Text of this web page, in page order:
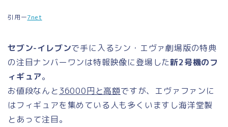
引用ー7net
セブン-イレブンで手に入るシン・エヴァ劇場版の特典
の注目ナンバーワンは特報映像に登場した新2号機のフ
ィギュア。
お値段なんと 36000円と高額ですが、エヴァファンに
はフィギュアを集めている人も多くいますし海洋堂製
とあって注目。